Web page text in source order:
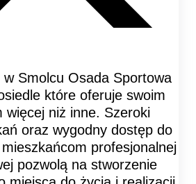
w Smolcu Osada Sportowa
które oferuje swoim
więcej niż inne. Szeroki
oraz wygodny dostęp do
profesjonalnej
pozwolą na stworzenie